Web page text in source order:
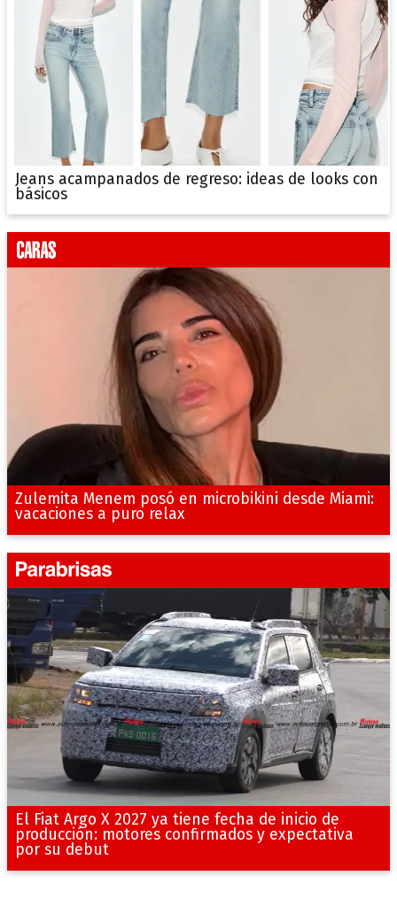
Jeans acampanados de regreso: ideas de looks con
básicos
Zulemita Menem posó en microbikini desde Miami:
vacaciones a puro relax
El Fiat Argo X 2027 ya tiene fecha de inicio de
producción: motores confirmados y expectativa
por su debut